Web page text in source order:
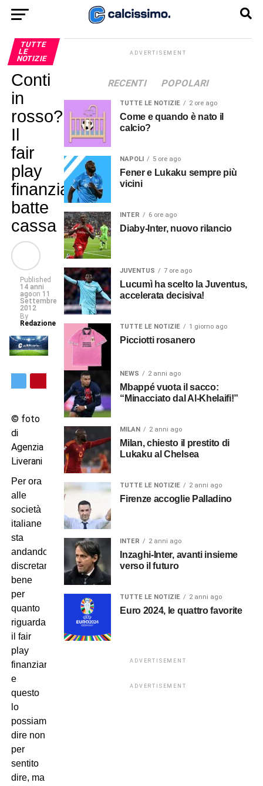
TUTTE
LE
NOTIZIE
Conti
in
rosso?
Il
fair
play
finanziario
batte
cassa
Published
14 anni
agoon 11
Settembre
2012
By
Redazione
© foto
di
Agenzia
Liverani
Per ora
alle
società
italiane
sta
andando
discretamente
bene
per
quanto
riguarda
il fair
play
finanziario,
e
questo
lo
possiamo
dire non
per
sentito
dire, ma
ADVERTISEMENT
RECENTI POPOLARI
TUTTE LE NOTIZIE 2 ore ago
Come e quando è nato il
calcio?
NAPOLI 5 ore ago
Fener e Lukaku sempre più
vicini
INTER 6 ore ago
Diaby-Inter, nuovo rilancio
JUVENTUS 7 ore ago
Lucumì ha scelto la Juventus,
accelerata decisiva!
TUTTE LE NOTIZIE 1 giorno ago
Picciotti rosanero
NEWS 2 anni ago
Mbappé vuota il sacco:
“Minacciato dal Al-Khelaifi!”
MILAN 2 anni ago
Milan, chiesto il prestito di
Lukaku al Chelsea
TUTTE LE NOTIZIE 2 anni ago
Firenze accoglie Palladino
INTER 2 anni ago
Inzaghi-Inter, avanti insieme
verso il futuro
TUTTE LE NOTIZIE 2 anni ago
Euro 2024, le quattro favorite
ADVERTISEMENT
ADVERTISEMENT